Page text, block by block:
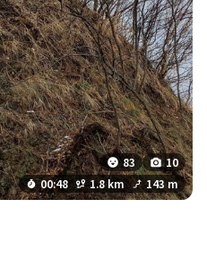
83
10
00:48
1.8 km 143 m